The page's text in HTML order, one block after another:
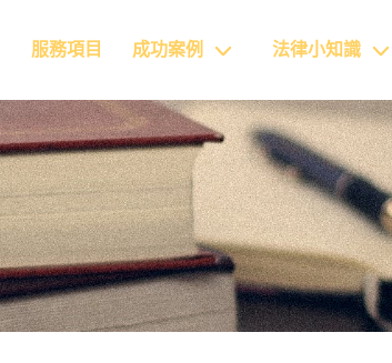
服務項目 成功案例 法律小知識